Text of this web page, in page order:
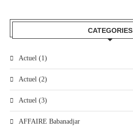
CATEGORIES
Actuel (1)
Actuel (2)
Actuel (3)
AFFAIRE Babanadjar